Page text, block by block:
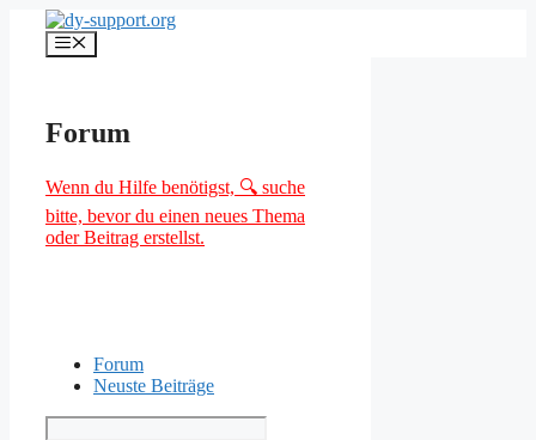
Inhalt
springen
Menü
Forum
Wenn du Hilfe benötigst, 🔍 suche
bitte, bevor du einen neues Thema
oder Beitrag erstellst.
Forum
Neuste Beiträge